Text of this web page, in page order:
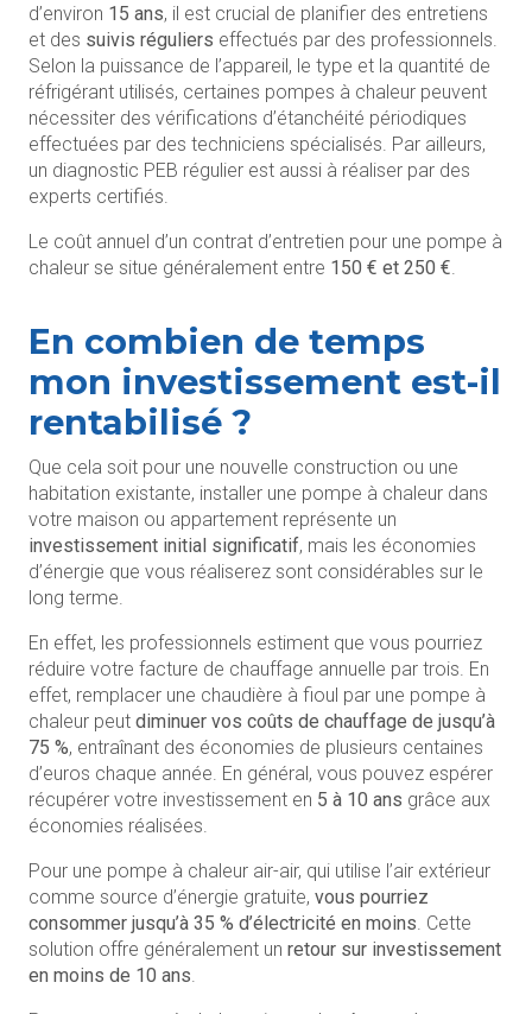
d’environ 15 ans, il est crucial de planifier des entretiens
et des suivis réguliers effectués par des professionnels.
Selon la puissance de l’appareil, le type et la quantité de
réfrigérant utilisés, certaines pompes à chaleur peuvent
nécessiter des vérifications d’étanchéité périodiques
effectuées par des techniciens spécialisés. Par ailleurs,
un diagnostic PEB régulier est aussi à réaliser par des
experts certifiés.
Le coût annuel d’un contrat d’entretien pour une pompe à
chaleur se situe généralement entre 150 € et 250 €
En combien de temps
mon investissement est-il
rentabilisé ?
Que cela soit pour une nouvelle construction ou une
habitation existante, installer une pompe à chaleur dans
votre maison ou appartement représente un
investissement initial significatif, mais les économies
d’énergie que vous réaliserez sont considérables sur le
long terme.
En effet, les professionnels estiment que vous pourriez
réduire votre facture de chauffage annuelle par trois. En
effet, remplacer une chaudière à fioul par une pompe à
chaleur peut diminuer vos coûts de chauffage de jusqu’à
75 %, entraînant des économies de plusieurs centaines
d’euros chaque année. En général, vous pouvez espérer
récupérer votre investissement en 5 à 10 ans grâce aux
économies réalisées.
Pour une pompe à chaleur air-air, qui utilise l’air extérieur
comme source d’énergie gratuite, vous pourriez
consommer jusqu’à 35 % d’électricité en moins . Cette
solution offre généralement un retour sur investissement
en moins de 10 ans